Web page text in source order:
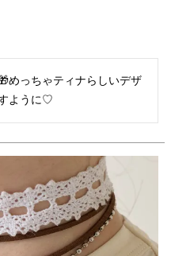
めっちゃティナらしいデザ
ように♡